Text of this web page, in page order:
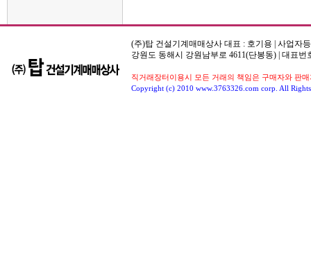
(주)탑 건설기계매매상사 대표 : 호기용 | 사업자
강원도 동해시 강원남부로 4611(단봉동) | 대표번
직거래장터이용시 모든 거래의 책임은 구매자와 판
Copyright (c) 2010 www.3763326.com corp. All Rights